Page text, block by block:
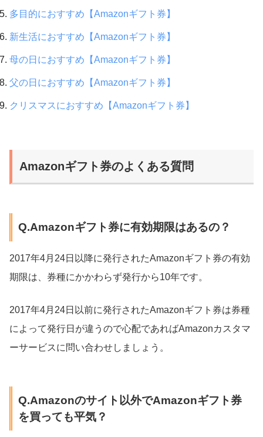
多目的におすすめ【Amazonギフト券】
新生活におすすめ【Amazonギフト券】
母の日におすすめ【Amazonギフト券】
父の日におすすめ【Amazonギフト券】
クリスマスにおすすめ【Amazonギフト券】
Amazonギフト券のよくある質問
Q.Amazonギフト券に有効期限はあるの？
2017年4月24日以降に発行されたAmazonギフト券の有効
期限は、券種にかかわらず発行から10年です。
2017年4月24日以前に発行されたAmazonギフト券は券種
によって発行日が違うので心配であればAmazonカスタマ
ーサービスに問い合わせしましょう。
Q.Amazonのサイト以外でAmazonギフト券
を買っても平気？